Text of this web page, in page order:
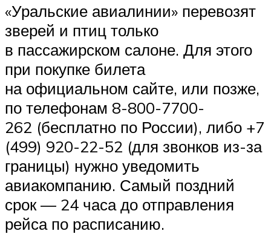
«Уральские авиалинии» перевозят
зверей и птиц только
в пассажирском салоне. Для этого
при покупке билета
на официальном сайте, или позже,
по телефонам 8-800-7700-
262 (бесплатно по России), либо +7
(499) 920-22-52 (для звонков из-за
границы) нужно уведомить
авиакомпанию. Самый поздний
срок — 24 часа до отправления
рейса по расписанию.